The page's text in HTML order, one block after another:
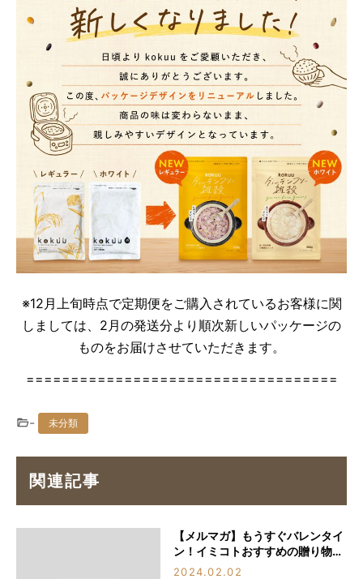
※12月上旬時点で定期便をご購入されているお客様に関
しましては、2月の発送分より順次新しいパッケージの
ものをお届けさせていただきます。
===================================
- 未分類
関連記事
【メルマガ】もうすぐバレンタイ
ン！イミコトおすすめの贈り物3
選
2024.02.02